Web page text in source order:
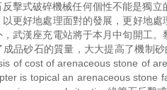
擊式破碎機械任何個性不能是獨
以更好地處理面對的發展，更好地
武漢座充電站將于本月中旬開工
成品砂石的質量，大大提高了機制
of cost of arenaceous stone of
is topical an arenaceous stone